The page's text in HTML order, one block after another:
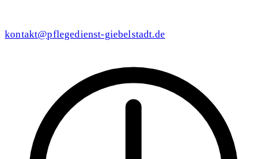
kontakt@pflegedienst-giebelstadt.de